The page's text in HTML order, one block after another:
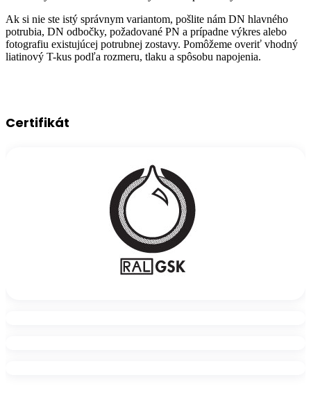
Ak si nie ste istý správnym variantom, pošlite nám DN hlavného
potrubia, DN odbočky, požadované PN a prípadne výkres alebo
fotografiu existujúcej potrubnej zostavy. Pomôžeme overiť vhodný
liatinový T-kus podľa rozmeru, tlaku a spôsobu napojenia.
Certifikát